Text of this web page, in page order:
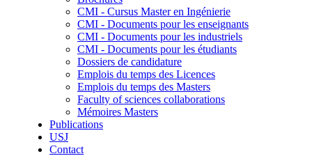
CMI - Cursus Master en Ingénierie
CMI - Documents pour les enseignants
CMI - Documents pour les industriels
CMI - Documents pour les étudiants
Dossiers de candidature
Emplois du temps des Licences
Emplois du temps des Masters
Faculty of sciences collaborations
Mémoires Masters
Publications
USJ
Contact